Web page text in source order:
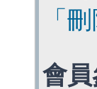
「
會